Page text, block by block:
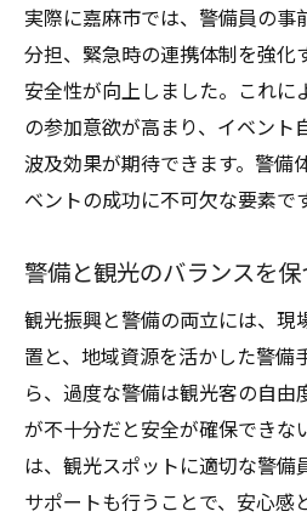
実際に嘉麻市では、警備員の事
分担、緊急時の連携体制を強化
安全性が向上しました。これに
の参加意欲が高まり、イベント
波及効果が期待できます。警備
ベントの成功に不可欠な要素です
警備と観光のバランスを
観光振興と警備の両立には、現
置と、地域資源を活かした警備
ら、過度な警備は観光客の自由
が不十分だと安全が確保できな
は、観光スポットに適切な警備
サポートも行うことで、安心感